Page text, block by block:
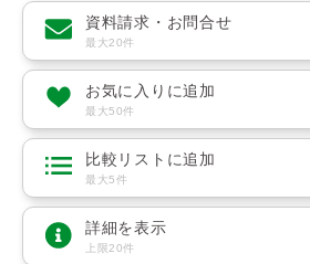
資料請求・お問合せ
最大20件
お気に入りに追加
最大50件
比較リストに追加
最大5件
詳細を表示
上限20件